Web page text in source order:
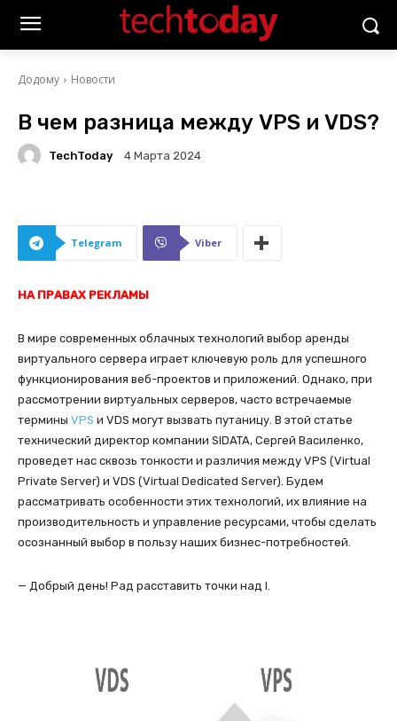
Додому Новости
В чем разница между VPS и VDS?
TechToday 4 Марта 2024
Telegram Viber
НА ПРАВАХ РЕКЛАМЫ
В мире современных облачных технологий выбор аренды
виртуального сервера играет ключевую роль для успешного
функционирования веб-проектов и приложений. Однако, при
рассмотрении виртуальных серверов, часто встречаемые
термины VPS и VDS могут вызвать путаницу. В этой статье
технический директор компании SIDATA, Сергей Василенко,
проведет нас сквозь тонкости и различия между VPS (Virtual
Private Server) и VDS (Virtual Dedicated Server). Будем
рассматривать особенности этих технологий, их влияние на
производительность и управление ресурсами, чтобы сделать
осознанный выбор в пользу наших бизнес-потребностей.
— Добрый день! Рад расставить точки над I.